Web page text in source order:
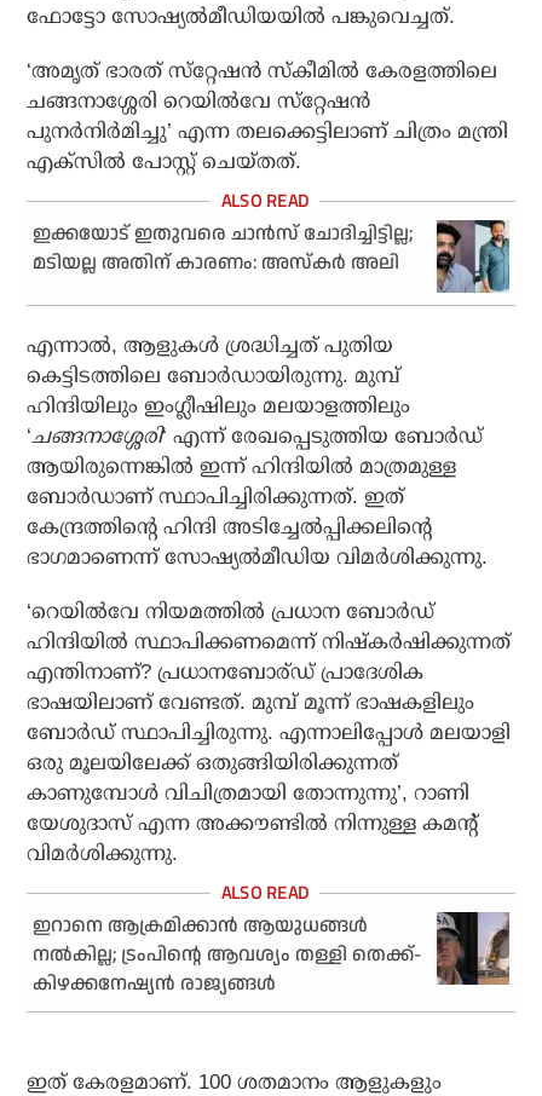
ഫോട്ടോ സോഷ്യല്‍മീഡിയയില്‍ പങ്കുവെച്ചത്.
‘അമൃത് ഭാരത് സ്‌റ്റേഷന്‍ സ്‌കീമില്‍ കേരളത്തിലെ
ചങ്ങനാശ്ശേരി റെയില്‍വേ സ്‌റ്റേഷന്‍
പുനര്‍നിര്‍മിച്ചു’ എന്ന തലക്കെട്ടിലാണ് ചിത്രം മന്ത്രി
എക്‌സില്‍ പോസ്റ്റ് ചെയ്തത്.
ഇക്കയോട് ഇതുവരെ ചാൻസ് ചോദിച്ചിട്ടില്ല;
മടിയല്ല അതിന് കാരണം: അസ്‌കർ അലി
എന്നാല്‍, ആളുകള്‍ ശ്രദ്ധിച്ചത് പുതിയ
കെട്ടിടത്തിലെ ബോര്‍ഡായിരുന്നു. മുമ്പ്
ഹിന്ദിയിലും ഇംഗ്ലീഷിലും മലയാളത്തിലും
‘ചങ്ങനാശ്ശേരി‘ എന്ന് രേഖപ്പെടുത്തിയ ബോര്‍ഡ്
ആയിരുന്നെങ്കില്‍ ഇന്ന് ഹിന്ദിയില്‍ മാത്രമുള്ള
ബോര്‍ഡാണ് സ്ഥാപിച്ചിരിക്കുന്നത്. ഇത്
കേന്ദ്രത്തിന്റെ ഹിന്ദി അടിച്ചേല്‍പ്പിക്കലിന്റെ
ഭാഗമാണെന്ന് സോഷ്യല്‍മീഡിയ വിമര്‍ശിക്കുന്നു.
‘റെയില്‍വേ നിയമത്തില്‍ പ്രധാന ബോര്‍ഡ്
ഹിന്ദിയില്‍ സ്ഥാപിക്കണമെന്ന് നിഷ്‌കര്‍ഷിക്കുന്നത്
എന്തിനാണ്? പ്രധാനബോര്ഡ് പ്രാദേശിക
ഭാഷയിലാണ് വേണ്ടത്. മുമ്പ് മൂന്ന് ഭാഷകളിലും
ബോര്‍ഡ് സ്ഥാപിച്ചിരുന്നു. എന്നാലിപ്പോള്‍ മലയാളി
ഒരു മൂലയിലേക്ക് ഒതുങ്ങിയിരിക്കുന്നത്
കാണുമ്പോള്‍ വിചിത്രമായി തോന്നുന്നു’, റാണി
യേശുദാസ് എന്ന അക്കൗണ്ടില്‍ നിന്നുള്ള കമന്റ്
വിമര്‍ശിക്കുന്നു.
ഇറാനെ ആക്രമിക്കാന്‍ ആയുധങ്ങള്‍
നല്‍കില്ല; ട്രംപിന്റെ ആവശ്യം തള്ളി തെക്ക്-
കിഴക്കനേഷ്യന്‍ രാജ്യങ്ങള്‍
ഇത് കേരളമാണ്. 100 ശതമാനം ആളുകളും